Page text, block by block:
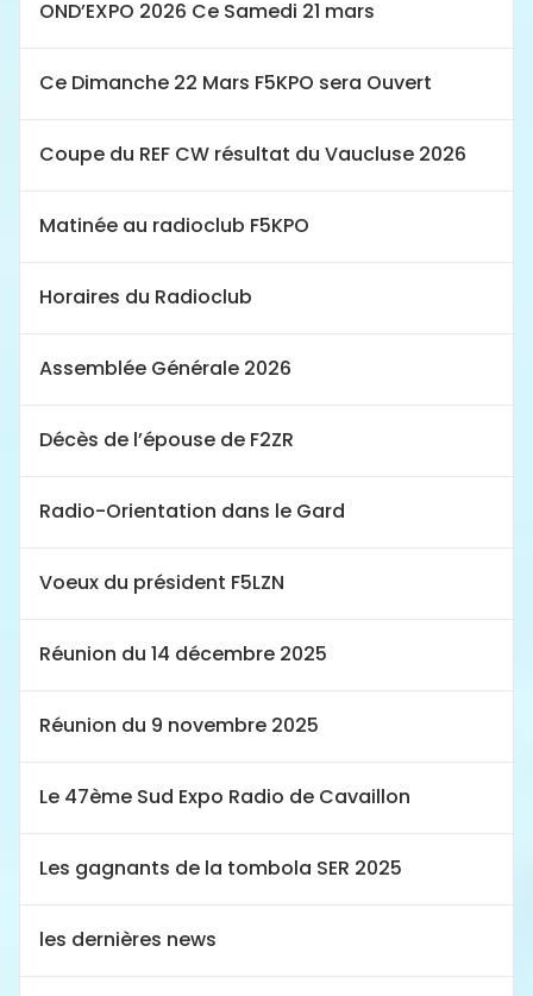
OND’EXPO 2026 Ce Samedi 21 mars
Ce Dimanche 22 Mars F5KPO sera Ouvert
Coupe du REF CW résultat du Vaucluse 2026
Matinée au radioclub F5KPO
Horaires du Radioclub
Assemblée Générale 2026
Décès de l’épouse de F2ZR
Radio-Orientation dans le Gard
Voeux du président F5LZN
Réunion du 14 décembre 2025
Réunion du 9 novembre 2025
Le 47ème Sud Expo Radio de Cavaillon
Les gagnants de la tombola SER 2025
les dernières news